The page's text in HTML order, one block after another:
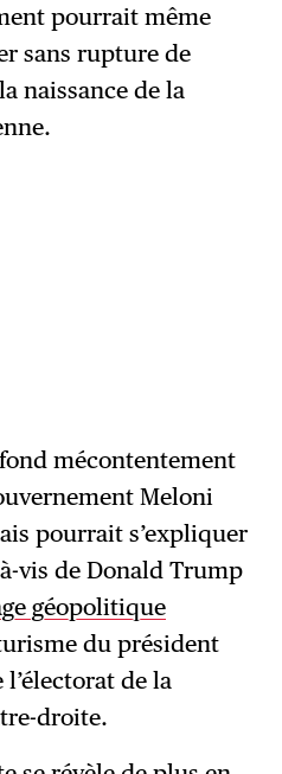
pourrait même
sans rupture de
naissance de la
mécontentement
Meloni
pourrait s’expliquer
vis de Donald Trump
géopolitique
du président
de la
droite.